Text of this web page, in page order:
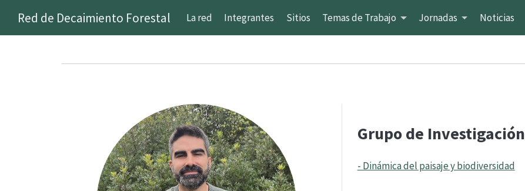
Red de Decaimiento Forestal La red Integrantes Sitios Temas de Trabajo Jornadas Noticias
Grupo de Investigación
- Dinámica del paisaje y biodiversidad